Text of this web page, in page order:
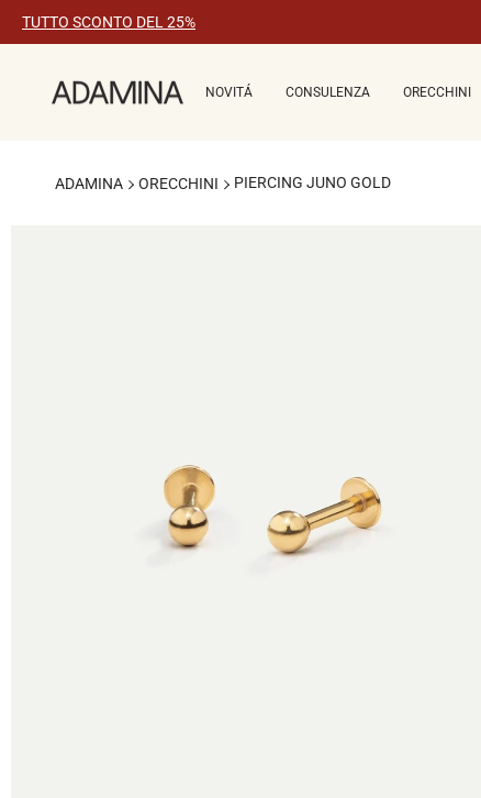
contenuto
TUTTO SCONTO DEL 25%
NOVITÁ CONSULENZA ORECCHINI
ADAMINA ORECCHINI PIERCING JUNO GOLD